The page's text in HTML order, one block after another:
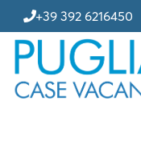
+39 392 6216450